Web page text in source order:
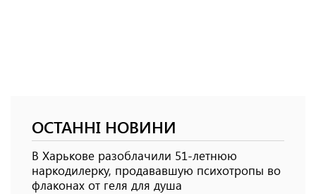
ОСТАННІ НОВИНИ
В Харькове разоблачили 51-летнюю
наркодилерку, продававшую психотропы во
флаконах от геля для душа